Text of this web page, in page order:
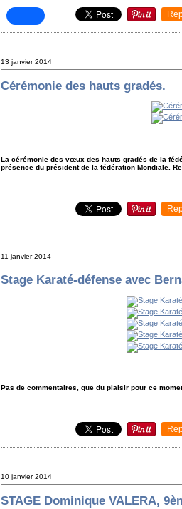
13 janvier 2014
Cérémonie des hauts gradés.
La cérémonie des vœux des hauts gradés de la
présence du président de la fédération Mondiale.
11 janvier 2014
Stage Karaté-défense avec
Pas de commentaires, que du plaisir pour ce
10 janvier 2014
STAGE Dominique VALERA,